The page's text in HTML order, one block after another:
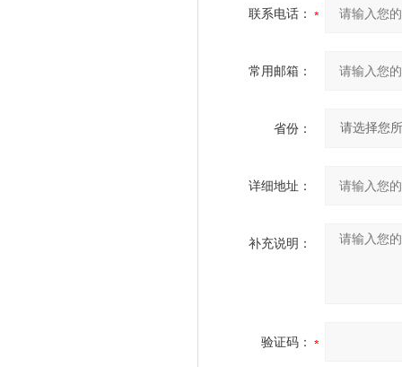
联系电话：
常用邮箱：
省份：
详细地址：
补充说明：
验证码：